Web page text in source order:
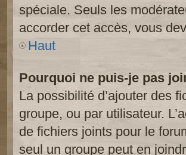
spéciale. Seuls les
accorder cet accès, vous
Haut
Pourquoi ne puis-je pas
La possibilité d’ajouter des
groupe, ou par utilisateur.
de fichiers joints pour le
seul un groupe peut en